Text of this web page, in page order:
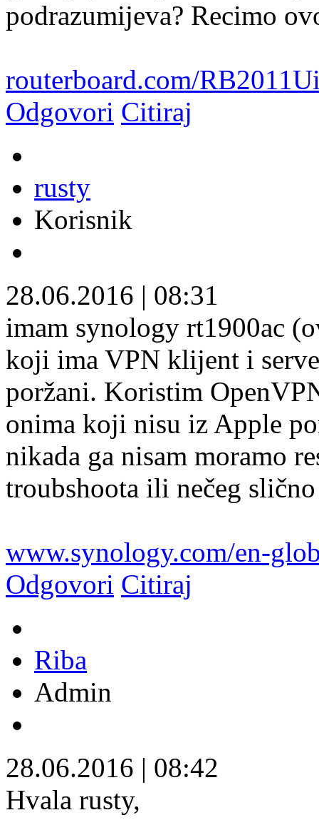
podrazumijeva? Recimo
routerboard.com/
Odgovori Citiraj
rusty
Korisnik
28.06.2016 | 08:31
imam synology rt1900ac
koji ima VPN klijent i
poržani. Koristim
onima koji nisu iz Apple
nikada ga nisam moramo
troubshoota ili nečeg
www.synology.com/en-
Odgovori Citiraj
Riba
Admin
28.06.2016 | 08:42
Hvala rusty,